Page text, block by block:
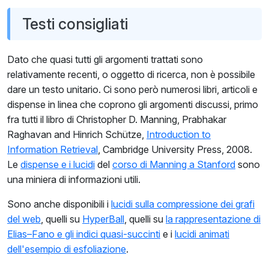
Testi consigliati
Dato che quasi tutti gli argomenti trattati sono
relativamente recenti, o oggetto di ricerca, non è possibile
dare un testo unitario. Ci sono però numerosi libri, articoli e
dispense in linea che coprono gli argomenti discussi, primo
fra tutti il libro di Christopher D. Manning, Prabhakar
Raghavan and Hinrich Schütze, Introduction to
Information Retrieval , Cambridge University Press, 2008.
Le dispense e i lucidi del corso di Manning a Stanford sono
una miniera di informazioni utili.
Sono anche disponibili i lucidi sulla compressione dei grafi
del web , quelli su HyperBall , quelli su la rappresentazione di
Elias–Fano e gli indici quasi-succinti e i lucidi animati
dell'esempio di esfoliazione.